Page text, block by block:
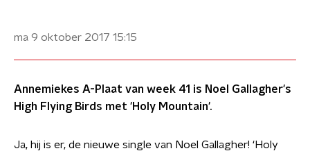
ma 9 oktober 2017 15:15
Annemiekes A-Plaat van week 41 is Noel Gallagher's
High Flying Birds met 'Holy Mountain'.
Ja, hij is er, de nieuwe single van Noel Gallagher​! ‘Holy